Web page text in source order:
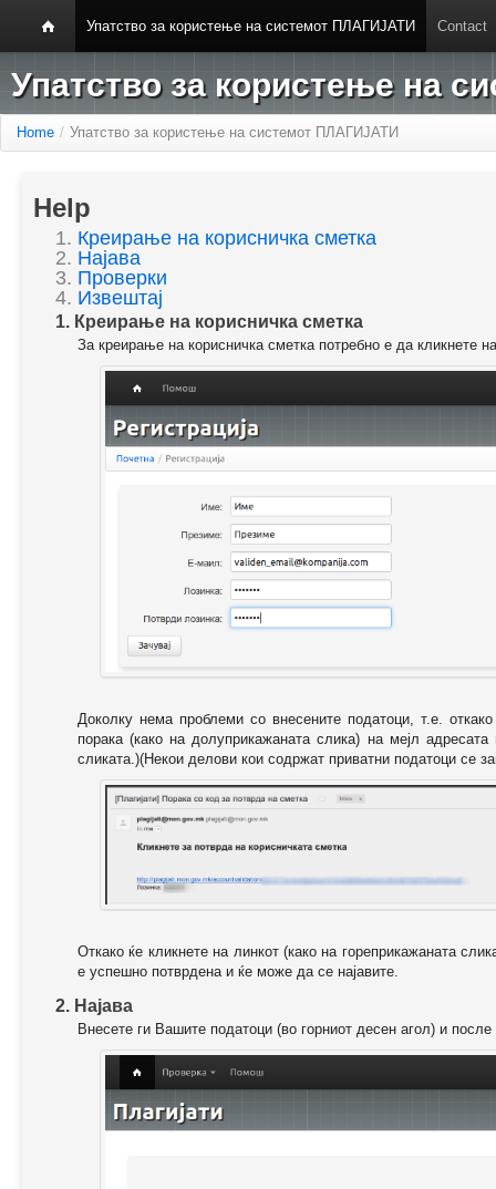
Упатство за користење на системот ПЛАГИЈАТИ Contact
Упатство за користење на
Home / Упатство за користење на системот ПЛАГИЈАТИ
Help
1. Креирање на корисничка сметка
2. Најава
3. Проверки
4. Извештај
1. Креирање на корисничка сметка
За креирање на корисничка сметка потребно е да кликнете
Доколку нема проблеми со внесените податоци, т.е.
порака (како на долуприкажаната слика) на мејл
сликата.)(Некои делови кои содржат приватни податоци се
Откако ќе кликнете на линкот (како на гореприкажаната
е успешно потврдена и ќе може да се најавите.
2. Најава
Внесете ги Вашите податоци (во горниот десен агол) и